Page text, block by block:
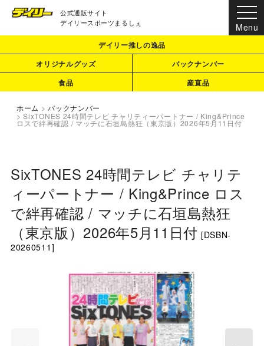
公式通販サイト
デイリースポーツまるしぇ
デイリー推しの逸品
オリジナルグッズ
バックナンバー
食品
産直品
ホーム > バックナンバー
> SixTONES 24時間テレビ チャリティーパートナー / King&Prince
ロスで絆再確認 / マッチに石垣島熱狂（東京版）2026年5月11日付
SixTONES 24時間テレビ チャリテ
ィーパートナー / King&Prince ロス
で絆再確認 / マッチに石垣島熱狂
（東京版）2026年5月11日付 [DSBN-
20260511 ]